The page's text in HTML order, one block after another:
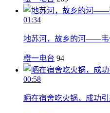
01:34
地苏河，故乡的河——韦
橙一电台 94
00:58
晒在宿舍吃火锅，成功